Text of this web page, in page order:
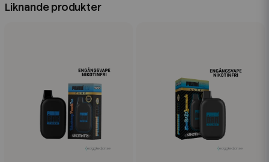
Liknande produkter